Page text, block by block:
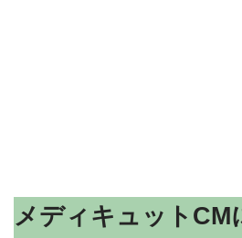
メディキュットCM